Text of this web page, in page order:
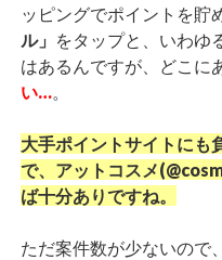
ッピングでポイントを貯
ル」 をタップと、いわゆ
はあるんですが、どこに
い…。
大手ポイントサイトにも
で、アットコスメ
ば十分ありですね。
ただ案件数が少ないので